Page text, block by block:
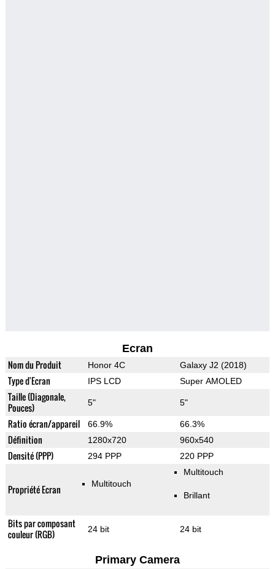
Ecran
Nom du Produit Honor 4C Galaxy J2 (2018)
Type d'Ecran IPS LCD Super AMOLED
Taille (Diagonale,
Pouces)
5" 5"
Ratio écran/appareil 66.9% 66.3%
Définition 1280x720 960x540
Densité (PPP) 294 PPP 220 PPP
Propriété Ecran Multitouch
Multitouch
Brillant
Bits par composant
couleur (RGB)
24 bit 24 bit
Primary Camera